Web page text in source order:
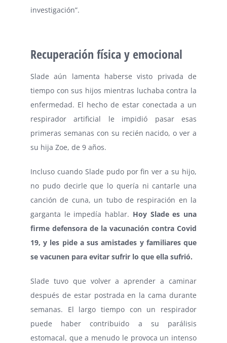
investigación”.
Recuperación física y emocional
Slade aún lamenta haberse visto privada de
tiempo con sus hijos mientras luchaba contra la
enfermedad. El hecho de estar conectada a un
respirador artificial le impidió pasar esas
primeras semanas con su recién nacido, o ver a
su hija Zoe, de 9 años.
Incluso cuando Slade pudo por fin ver a su hijo,
no pudo decirle que lo quería ni cantarle una
canción de cuna, un tubo de respiración en la
garganta le impedía hablar. Hoy Slade es una
firme defensora de la vacunación contra Covid
19, y les pide a sus amistades y familiares que
se vacunen para evitar sufrir lo que ella sufrió.
Slade tuvo que volver a aprender a caminar
después de estar postrada en la cama durante
semanas. El largo tiempo con un respirador
puede haber contribuido a su parálisis
estomacal, que a menudo le provoca un intenso